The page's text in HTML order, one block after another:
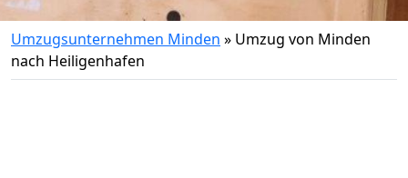
Umzugsunternehmen Minden » Umzug von Minden
nach Heiligenhafen